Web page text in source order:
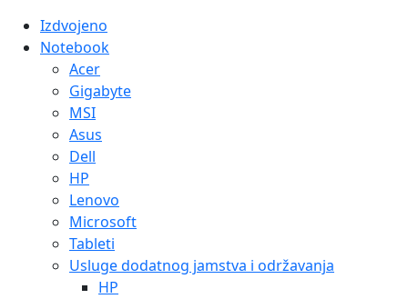
Izdvojeno
Notebook
Acer
Gigabyte
MSI
Asus
Dell
HP
Lenovo
Microsoft
Tableti
Usluge dodatnog jamstva i održavanja
HP